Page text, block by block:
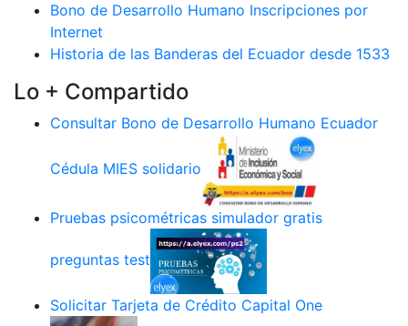
Bono de Desarrollo Humano Inscripciones por
Internet
Historia de las Banderas del Ecuador desde 1533
Lo + Compartido
Consultar Bono de Desarrollo Humano Ecuador
Cédula MIES solidario
Pruebas psicométricas simulador gratis
preguntas test
Solicitar Tarjeta de Crédito Capital One